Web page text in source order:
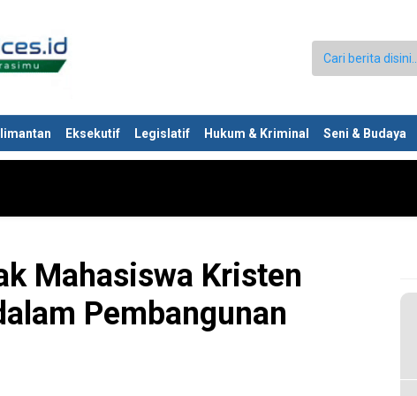
Eksekutif Legislatif Hukum & Kriminal Seni & Budaya
Mahasiswa Kristen
Pembangunan